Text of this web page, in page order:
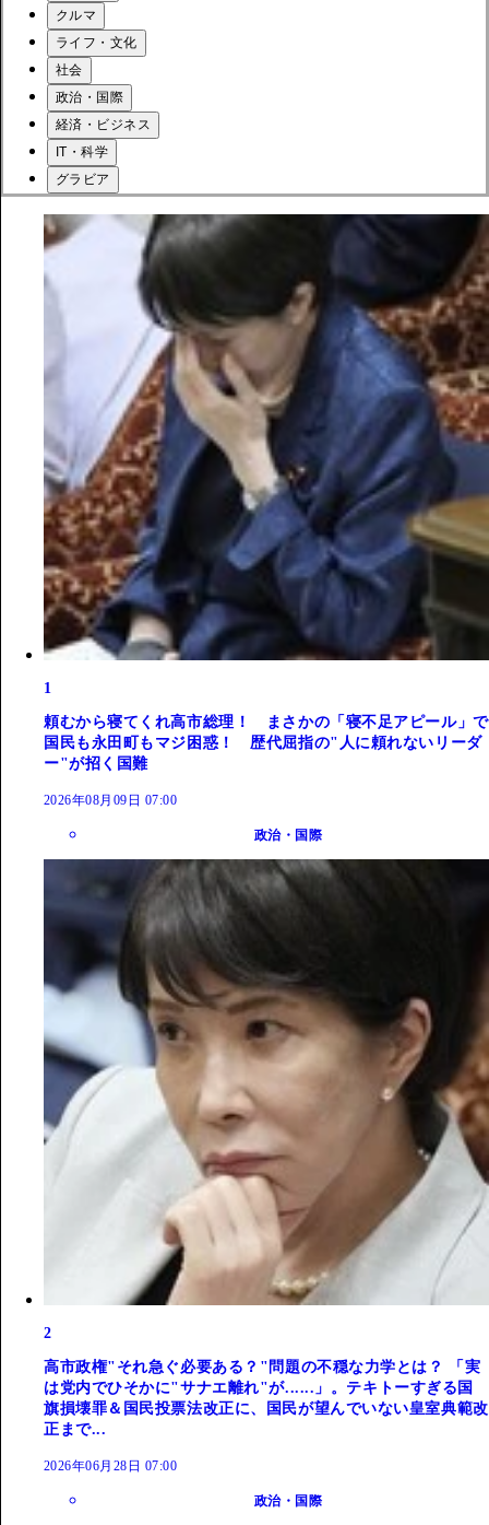
クルマ
ライフ・文化
社会
政治・国際
経済・ビジネス
IT・科学
グラビア
1
頼むから寝てくれ高市総理！ まさかの「寝不足アピール」で
国民も永田町もマジ困惑！ 歴代屈指の"人に頼れないリーダ
ー"が招く国難
2026年08月09日 07:00
政治・国際
2
高市政権"それ急ぐ必要ある？"問題の不穏な力学とは？ 「実
は党内でひそかに"サナエ離れ"が......」。テキトーすぎる国
旗損壊罪＆国民投票法改正に、国民が望んでいない皇室典範改
正まで...
2026年06月28日 07:00
政治・国際